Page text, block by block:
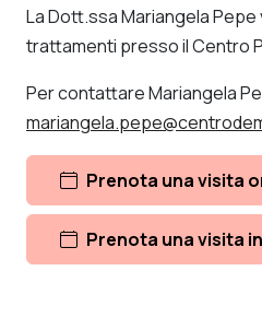
La Dott.ssa Mariangela
trattamenti presso il Centro
Per contattare Mariangela
Prenota una visita
Prenota una visita